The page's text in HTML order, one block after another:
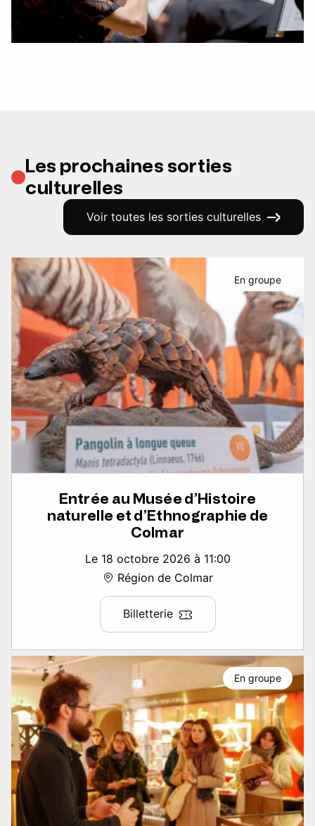
Les prochaines sorties
culturelles
Voir toutes les sorties culturelles
Entrée au Musée d’Histoire
naturelle et d’Ethnographie de
Colmar
Le 18 octobre 2026 à 11:00
Région de Colmar
Billetterie
En groupe
En groupe